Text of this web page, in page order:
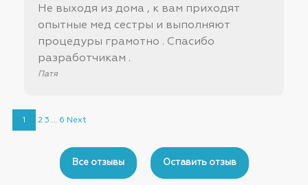
Не выходя из дома , к вам приходят
опытные мед сестры и выполняют
процедуры грамотно . Спасибо
разработчикам .
Патя
Site
navigation
Страница
1 Страница
2 Страница
3 … Страница
6 Next
Все отзывы Оставить отзыв